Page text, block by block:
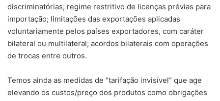
discriminatórias; regime restritivo de licenças prévias para
importação; limitações das exportações aplicadas
voluntariamente pelos países exportadores, com caráter
bilateral ou multilateral; acordos bilaterais com operações
de trocas entre outros.
Temos ainda as medidas de “tarifação invisível” que age
elevando os custos/preço dos produtos como obrigações